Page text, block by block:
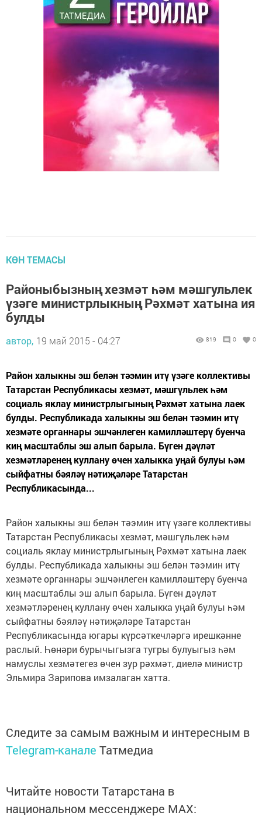
КӨН ТЕМАСЫ
Районыбызның хезмәт һәм мәшгульлек
үзәге министрлыкның Рәхмәт хатына ия
булды
автор, 19 май 2015 - 04:27 819 0 0
Район халыкны эш белән тәэмин итү үзәге коллективы
Татарстан Республикасы хезмәт, мәшгүльлек һәм
социаль яклау министрлыгының Рәхмәт хатына лаек
булды. Республикада халыкны эш белән тәэмин итү
хезмәте органнары эшчәнлеген камилләштерү буенча
киң масштаблы эш алып барыла. Бүген дәүләт
хезмәтләренең куллану өчен халыкка уңай булуы һәм
сыйфатны бәяләү нәтиҗәләре Татарстан
Республикасында...
Район халыкны эш белән тәэмин итү үзәге коллективы
Татарстан Республикасы хезмәт, мәшгүльлек һәм
социаль яклау министрлыгының Рәхмәт хатына лаек
булды. Республикада халыкны эш белән тәэмин итү
хезмәте органнары эшчәнлеген камилләштерү буенча
киң масштаблы эш алып барыла. Бүген дәүләт
хезмәтләренең куллану өчен халыкка уңай булуы һәм
сыйфатны бәяләү нәтиҗәләре Татарстан
Республикасында югары күрсәткечләргә ирешкәнне
раслый. Һөнәри бурычыгызга тугры булуыгыз һәм
намуслы хезмәтегез өчен зур рәхмәт, диелә министр
Эльмира Зарипова имзалаган хатта.
Следите за самым важным и интересным в
Telegram-канале Татмедиа
Читайте новости Татарстана в
национальном мессенджере MАХ: